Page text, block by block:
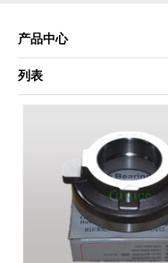
产品中心
列表